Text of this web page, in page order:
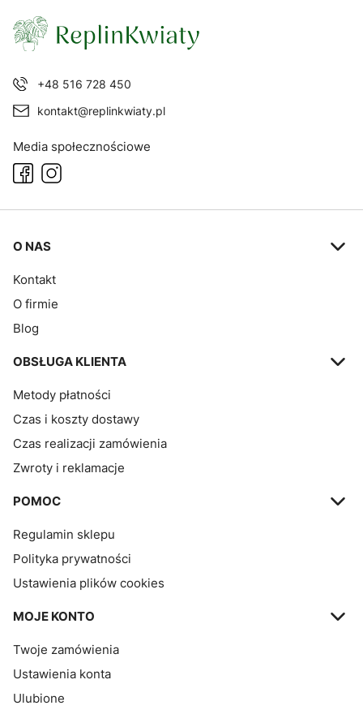
+48 516 728 450
kontakt@replinkwiaty.pl
Media społecznościowe
Linki w stopce
O NAS
Kontakt
O firmie
Blog
OBSŁUGA KLIENTA
Metody płatności
Czas i koszty dostawy
Czas realizacji zamówienia
Zwroty i reklamacje
POMOC
Regulamin sklepu
Polityka prywatności
Ustawienia plików cookies
MOJE KONTO
Twoje zamówienia
Ustawienia konta
Ulubione